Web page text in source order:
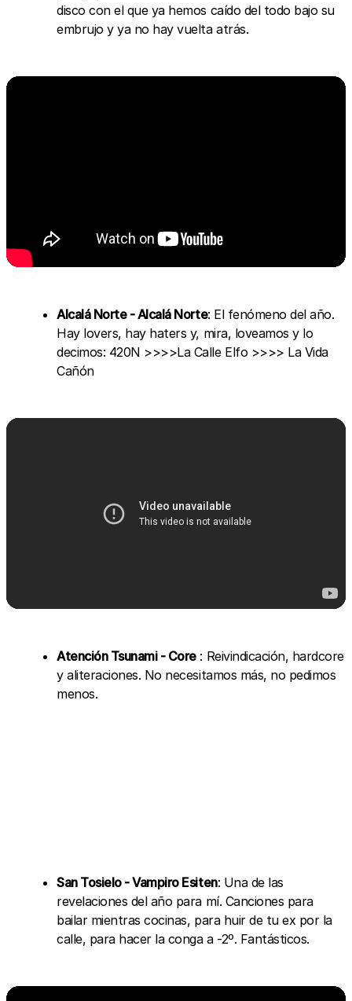
disco con el que ya hemos caído del todo bajo su
embrujo y ya no hay vuelta atrás.
Alcalá Norte - Alcalá Norte: El fenómeno del año.
Hay lovers, hay haters y, mira, loveamos y lo
decimos: 420N >>>>La Calle Elfo >>>> La Vida
Cañón
Atención Tsunami - Core: Reivindicación, hardcore
y aliteraciones. No necesitamos más, no pedimos
menos.
San Tosielo - Vampiro Esiten: Una de las
revelaciones del año para mí. Canciones para
bailar mientras cocinas, para huir de tu ex por la
calle, para hacer la conga a -2º. Fantásticos.